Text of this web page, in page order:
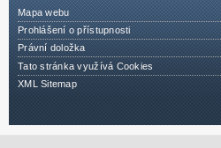
Mapa webu
Prohlášení o přístupnosti
Právní doložka
Tato stránka využívá Cookies
XML Sitemap